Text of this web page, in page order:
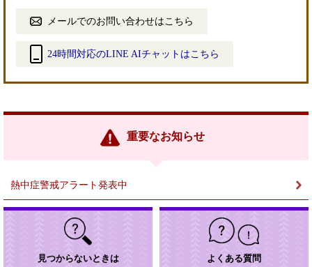
メールでのお問い合わせはこちら
24時間対応のLINE AIチャットはこちら
リ
重要なお知らせ
熱中症警戒アラート発表中
見つからないときは よくある質問